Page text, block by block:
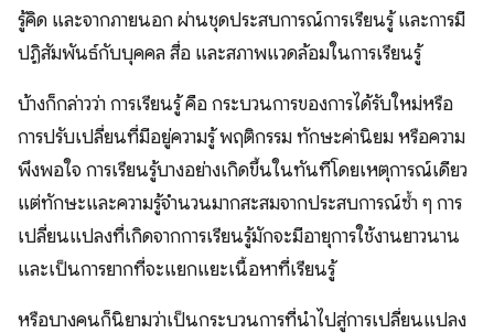
รู้คิด และจากภายนอก ผ่านชุดประสบการณ์การเรียนรู้ และการมี
ปฏิสัมพันธ์กับบุคคล สื่อ และสภาพแวดล้อมในการเรียนรู้
บ้างก็กล่าวว่า การเรียนรู้ คือ กระบวนการของการได้รับใหม่หรือ
การปรับเปลี่ยนที่มีอยู่ความรู้ พฤติกรรม ทักษะค่านิยม หรือความ
พึงพอใจ การเรียนรู้บางอย่างเกิดขึ้นในทันทีโดยเหตุการณ์เดียว
แต่ทักษะและความรู้จำนวนมากสะสมจากประสบการณ์ซ้ำ ๆ การ
เปลี่ยนแปลงที่เกิดจากการเรียนรู้มักจะมีอายุการใช้งานยาวนาน
และเป็นการยากที่จะแยกแยะเนื้อหาที่เรียนรู้
หรือบางคนก็นิยามว่าเป็นกระบวนการที่นำไปสู่การเปลี่ยนแปลง